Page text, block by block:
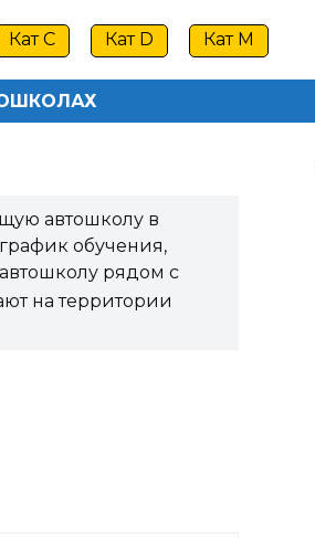
Кат C Кат D Кат M
автошколу в
обучения,
рядом с
на территории